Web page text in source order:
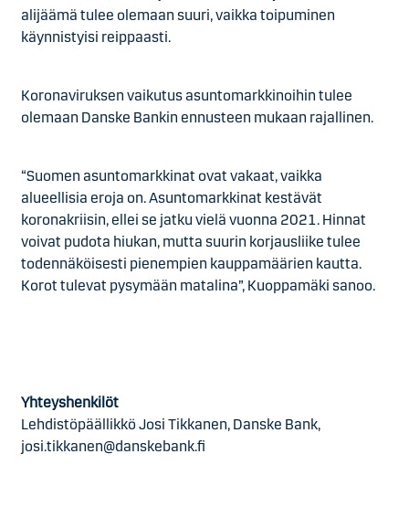
alijäämä tulee olemaan suuri, vaikka toipuminen
käynnistyisi reippaasti.
Koronaviruksen vaikutus asuntomarkkinoihin tulee
olemaan Danske Bankin ennusteen mukaan rajallinen.
“Suomen asuntomarkkinat ovat vakaat, vaikka
alueellisia eroja on. Asuntomarkkinat kestävät
koronakriisin, ellei se jatku vielä vuonna 2021. Hinnat
voivat pudota hiukan, mutta suurin korjausliike tulee
todennäköisesti pienempien kauppamäärien kautta.
Korot tulevat pysymään matalina”, Kuoppamäki sanoo.
Yhteyshenkilöt
Lehdistöpäällikkö Josi Tikkanen, Danske Bank,
josi.tikkanen@danskebank.fi